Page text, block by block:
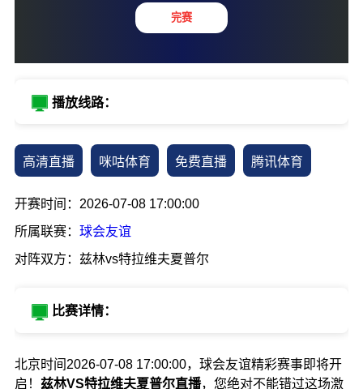
:
播放线路：
高清直播 咪咕体育 免费直播 腾讯体育
开赛时间：2026-07-08 17:00:00
所属联赛： 球会友谊
对阵双方：兹林vs特拉维夫夏普尔
比赛详情：
北京时间2026-07-08 17:00:00，球会友谊精彩赛事即将开
启！ 兹林VS特拉维夫夏普尔直播，您绝对不能错过这场激